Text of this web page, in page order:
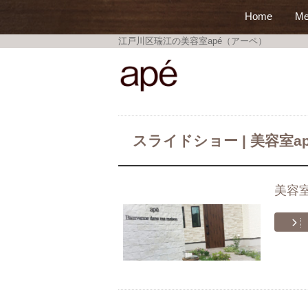
江戸川区瑞江の美容室apé（アーペ）
Home
スライドショー | 美容室
美容